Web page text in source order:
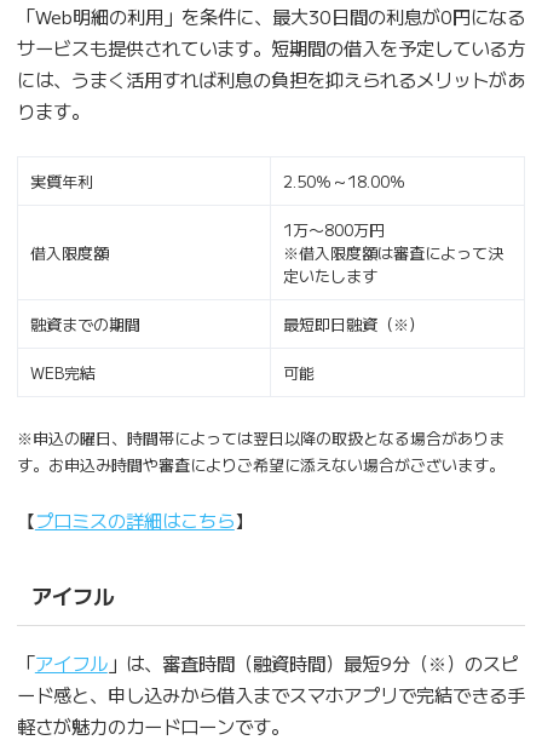
「Web明細の利用」を条件に、最大30日間の利息が0円になる
サービスも提供されています。短期間の借入を予定している方
には、うまく活用すれば利息の負担を抑えられるメリットがあ
ります。
実質年利 2.50％～18.00％
借入限度額
1万〜800万円
※借入限度額は審査によって決
定いたします
融資までの期間 最短即日融資（※）
WEB完結 可能
※申込の曜日、時間帯によっては翌日以降の取扱となる場合がありま
す。お申込み時間や審査によりご希望に添えない場合がございます。
【プロミスの詳細はこちら】
アイフル
「アイフル」は、審査時間（融資時間）最短9分（※）のスピ
ード感と、申し込みから借入までスマホアプリで完結できる手
軽さが魅力のカードローンです。